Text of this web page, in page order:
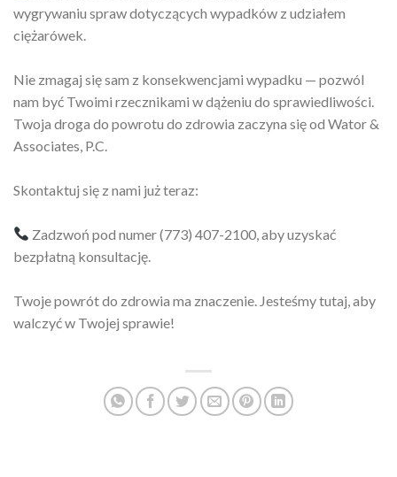
wygrywaniu spraw dotyczących wypadków z udziałem
ciężarówek.
Nie zmagaj się sam z konsekwencjami wypadku — pozwól
nam być Twoimi rzecznikami w dążeniu do sprawiedliwości.
Twoja droga do powrotu do zdrowia zaczyna się od Wator &
Associates, P.C.
Skontaktuj się z nami już teraz:
Zadzwoń pod numer (773) 407-2100, aby uzyskać
bezpłatną konsultację.
Twoje powrót do zdrowia ma znaczenie. Jesteśmy tutaj, aby
walczyć w Twojej sprawie!